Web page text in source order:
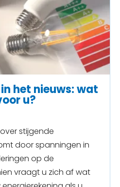
het nieuws: wat
u?
stijgende
door spanningen in
op de
vraagt u zich af wat